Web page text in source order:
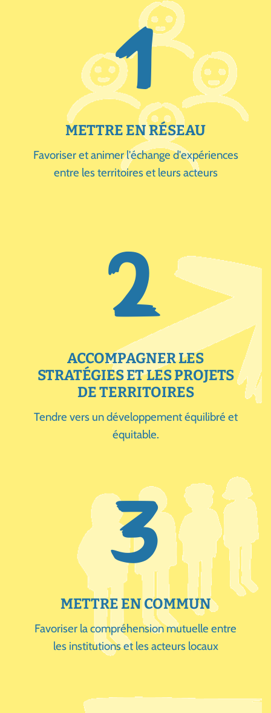
1
METTRE EN RÉSEAU
Favoriser et animer l'échange d'expériences
entre les territoires et leurs acteurs
2
ACCOMPAGNER LES
STRATÉGIES ET LES PROJETS
DE TERRITOIRES
Tendre vers un développement équilibré et
équitable.
3
METTRE EN COMMUN
Favoriser la compréhension mutuelle entre
les institutions et les acteurs locaux